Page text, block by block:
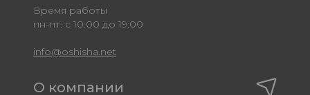
Время работы
пн-пт: с 10:00 до 19:00
info@oshisha.net
О компании